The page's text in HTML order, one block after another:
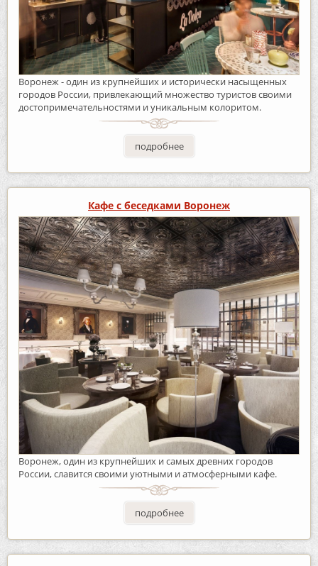
Воронеж - один из крупнейших и исторически насыщенных
городов России, привлекающий множество туристов своими
достопримечательностями и уникальным колоритом.
подробнее
Кафе с беседками Воронеж
Воронеж, один из крупнейших и самых древних городов
России, славится своими уютными и атмосферными кафе.
подробнее